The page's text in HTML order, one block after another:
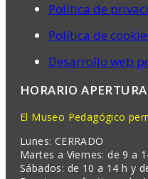
Política de
Política de
Desarrollo web
HORARIO
El Museo Pedagógico
Lunes: CERRADO
Martes a Viernes: de 9 a
Sábados: de 10 a 14 h y